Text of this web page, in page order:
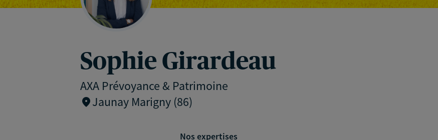
Sophie Girardeau
AXA Prévoyance & Patrimoine
Jaunay Marigny (86)
Nos expertises